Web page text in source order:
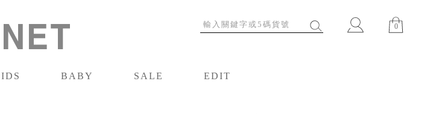
0
BABY
SALE
EDIT